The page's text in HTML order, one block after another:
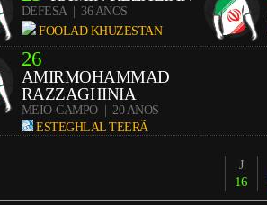
DEFESA
| 36 ANOS
FOOLAD KHUZESTAN
26
AMIRMOHAMMAD
RAZZAGHINIA
MEIO-CAMPO
| 20 ANOS
ESTEGHLAL TEERÃ
J
16